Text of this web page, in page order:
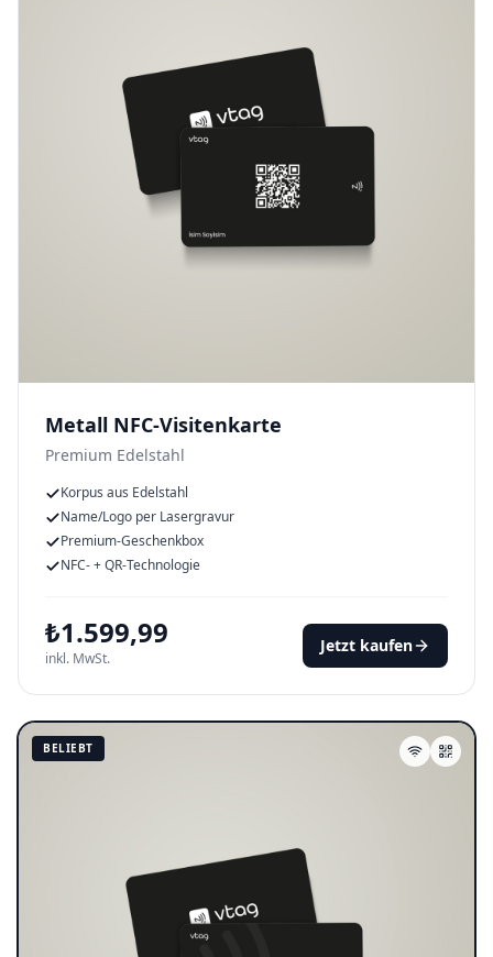
Metall NFC-Visitenkarte
Premium Edelstahl
Korpus aus Edelstahl
Name/Logo per Lasergravur
Premium-Geschenkbox
NFC- + QR-Technologie
₺1.599,99
inkl. MwSt.
Jetzt kaufen
BELIEBT